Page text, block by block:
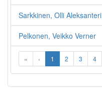
Sarkkinen, Olli Aleksanteri
Pelkonen, Veikko Verner
« ‹ 1 2 3 4